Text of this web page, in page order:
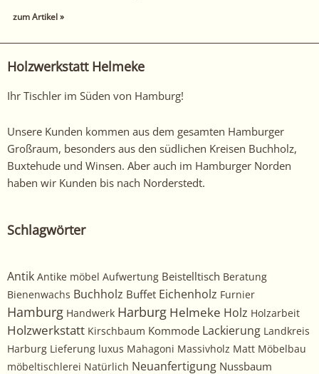
zum Artikel »
Holzwerkstatt Helmeke
Ihr Tischler im Süden von Hamburg!
Unsere Kunden kommen aus dem gesamten Hamburger
Großraum, besonders aus den südlichen Kreisen Buchholz,
Buxtehude und Winsen. Aber auch im Hamburger Norden
haben wir Kunden bis nach Norderstedt.
Schlagwörter
Antik Antike möbel Aufwertung Beistelltisch Beratung
Bienenwachs Buchholz Buffet Eichenholz Furnier
Hamburg Handwerk Harburg Helmeke Holz Holzarbeit
Holzwerkstatt Kirschbaum Kommode Lackierung Landkreis
Harburg Lieferung luxus Mahagoni Massivholz Matt Möbelbau
möbeltischlerei Natürlich Neuanfertigung Nussbaum